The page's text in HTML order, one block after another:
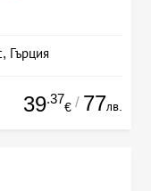
Гърция
39.37
€ / 77лв.